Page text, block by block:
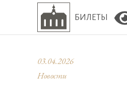
БИЛЕТЫ
03.04.2026
Новости